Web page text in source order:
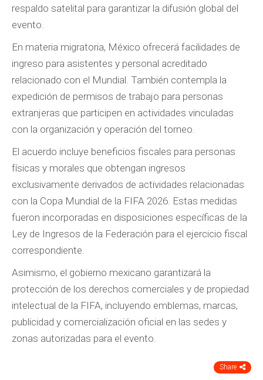
respaldo satelital para garantizar la difusión global del
evento.
En materia migratoria, México ofrecerá facilidades de
ingreso para asistentes y personal acreditado
relacionado con el Mundial. También contempla la
expedición de permisos de trabajo para personas
extranjeras que participen en actividades vinculadas
con la organización y operación del torneo.
El acuerdo incluye beneficios fiscales para personas
físicas y morales que obtengan ingresos
exclusivamente derivados de actividades relacionadas
con la Copa Mundial de la FIFA 2026. Estas medidas
fueron incorporadas en disposiciones específicas de la
Ley de Ingresos de la Federación para el ejercicio fiscal
correspondiente.
Asimismo, el gobierno mexicano garantizará la
protección de los derechos comerciales y de propiedad
intelectual de la FIFA, incluyendo emblemas, marcas,
publicidad y comercialización oficial en las sedes y
zonas autorizadas para el evento.
Share